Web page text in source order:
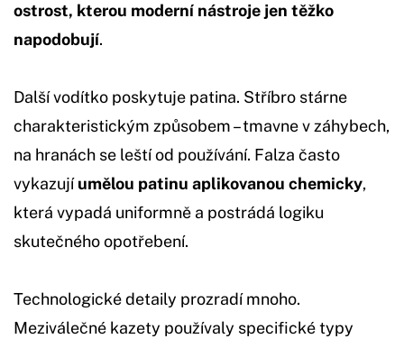
ostrost, kterou moderní nástroje jen těžko
napodobují.
Další vodítko poskytuje patina. Stříbro stárne
charakteristickým způsobem – tmavne v záhybech,
na hranách se leští od používání. Falza často
vykazujíumělou patinu aplikovanou chemicky,
která vypadá uniformně a postrádá logiku
skutečného opotřebení.
Technologické detaily prozradí mnoho.
Meziválečné kazety používaly specifické typy